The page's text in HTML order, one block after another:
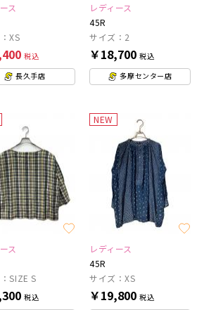
ス
XS
税込
長久手店
レディース
45R
サイズ：2
￥18,700 税込
多摩センター店
ス
SIZE S
税込
NEW
レディース
45R
サイズ：XS
￥19,800 税込